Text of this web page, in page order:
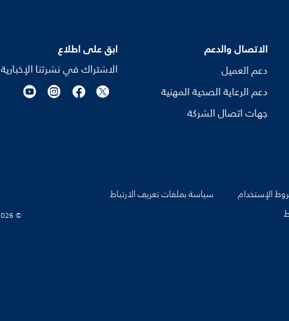
الاتصال والدعم
دعم العميل
دعم الرعاية الصحية المهنية
جهات اتصال الشركة
ابق على اطلاع
الاشتراك في نشرتنا الإخبارية
الإستخدام
سياسة بملفات تعريف الارتباط
© Koninklijke Philips N.V., 2004 - 2026. كل الحقوق محفوظة.